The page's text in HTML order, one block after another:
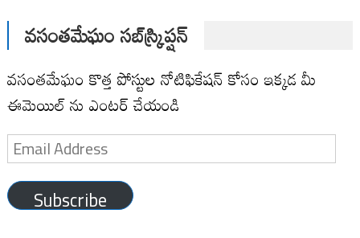
వసంతమేఘం సబ్‌స్క్రిప్షన్
వసంతమేఘం కొత్త పోస్టుల నోటిఫికేషన్ కోసం ఇక్కడ మీ
ఈమెయిల్ ను ఎంటర్ చేయండి
Email
Address
Subscribe